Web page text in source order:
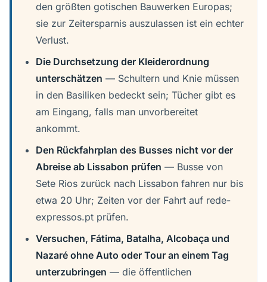
den größten gotischen Bauwerken Europas;
sie zur Zeitersparnis auszulassen ist ein echter
Verlust.
Die Durchsetzung der Kleiderordnung
unterschätzen — Schultern und Knie müssen
in den Basiliken bedeckt sein; Tücher gibt es
am Eingang, falls man unvorbereitet
ankommt.
Den Rückfahrplan des Busses nicht vor der
Abreise ab Lissabon prüfen — Busse von
Sete Rios zurück nach Lissabon fahren nur bis
etwa 20 Uhr; Zeiten vor der Fahrt auf rede-
expressos.pt prüfen.
Versuchen, Fátima, Batalha, Alcobaça und
Nazaré ohne Auto oder Tour an einem Tag
unterzubringen — die öffentlichen